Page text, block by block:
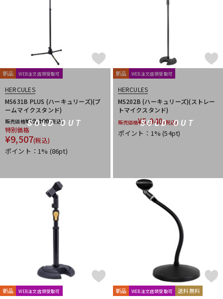
SOLD OUT
新品 WEB注文店頭受取可
HERCULES
MS631B PLUS (ハーキュリーズ)(ブ
ームマイクスタンド)
販売価格¥12,100(税込)
特別価格
¥9,507(税込)
ポイント：1% (86pt)
SOLD OUT
新品 WEB注文店頭受取可
HERCULES
MS202B (ハーキュリーズ)(ストレー
トマイクスタンド)
販売価格¥5,940(税込)
ポイント：1%(54pt)
新品 WEB注文店頭受取可 新品 WEB注文店頭受取可 送料無料